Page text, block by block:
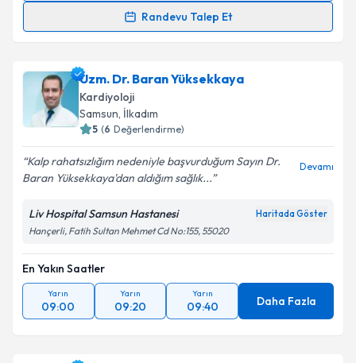
Randevu Talep Et
takvim hazırlandığında e-posta ile bilgilendireceğiz.
E-posta Adresiniz
Kişisel verilerimin işlenmesine ilişkin
kapsamda işlenmesini kabul ediyorum.
Uzm. Dr. Baran Yüksekkaya
Kardiyoloji
Samsun, İlkadım
5 (6 Değerlendirme)
Kalp rahatsızlığım nedeniyle başvurduğum Sayın Dr.
Baran Yüksekkaya'dan aldığım sağlık...
Devamı
Liv Hospital Samsun Hastanesi Haritada Göster
Hançerli, Fatih Sultan Mehmet Cd No:155, 55020
En Yakın Saatler
Yarın
09:00
Yarın
09:20
Yarın
09:40 Daha Fazla